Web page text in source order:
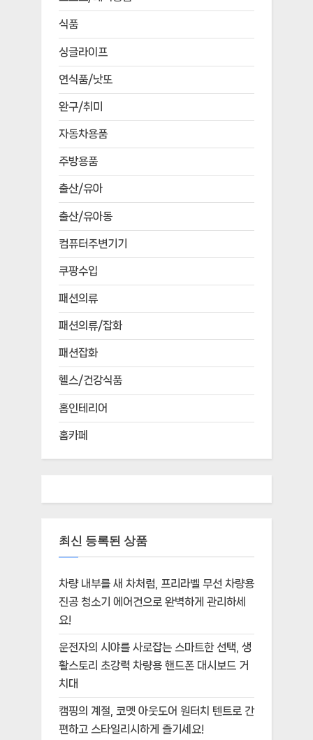
식품
싱글라이프
연식품/낫또
완구/취미
자동차용품
주방용품
출산/유아
출산/유아동
컴퓨터주변기기
쿠팡수입
패션의류
패션의류/잡화
패션잡화
헬스/건강식품
홈인테리어
홈카페
최신 등록된 상품
차량 내부를 새 차처럼, 프리라벨 무선 차량용
진공 청소기 에어건으로 완벽하게 관리하세
요!
운전자의 시야를 사로잡는 스마트한 선택, 생
활스토리 초강력 차량용 핸드폰 대시보드 거
치대
캠핑의 계절, 코멧 아웃도어 원터치 텐트로 간
편하고 스타일리시하게 즐기세요!